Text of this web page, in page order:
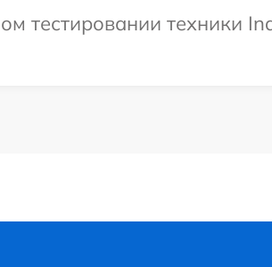
тестировании техники